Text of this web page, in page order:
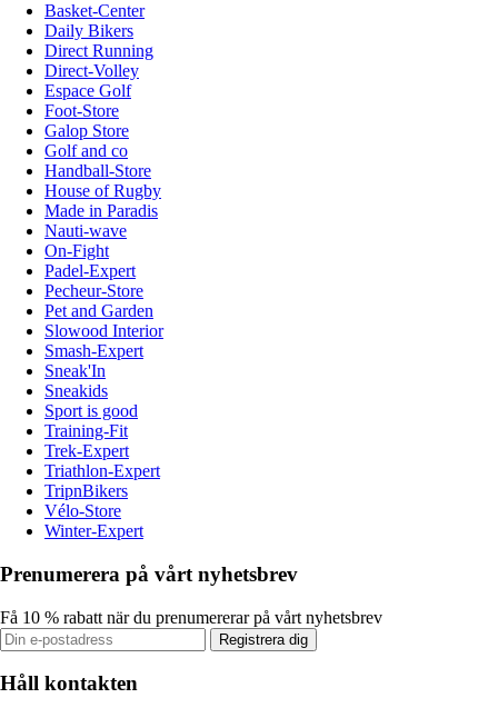
Basket-Center
Daily Bikers
Direct Running
Direct-Volley
Espace Golf
Foot-Store
Galop Store
Golf and co
Handball-Store
House of Rugby
Made in Paradis
Nauti-wave
On-Fight
Padel-Expert
Pecheur-Store
Pet and Garden
Slowood Interior
Smash-Expert
Sneak'In
Sneakids
Sport is good
Training-Fit
Trek-Expert
Triathlon-Expert
TripnBikers
Vélo-Store
Winter-Expert
Prenumerera på vårt nyhetsbrev
Få 10 % rabatt när du prenumererar på vårt nyhetsbrev
Registrera dig
Håll kontakten